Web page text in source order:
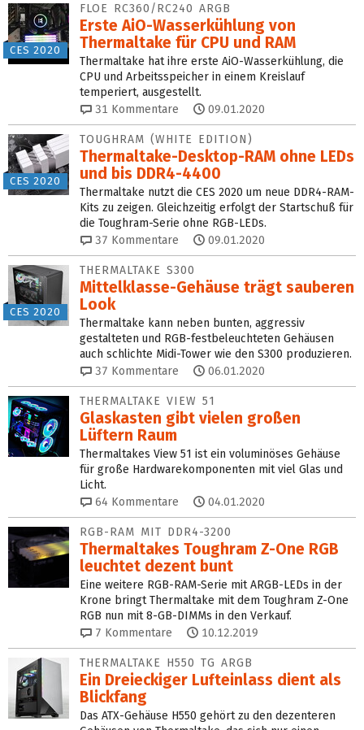
CES 2020
FLOE RC360/RC240 ARGB
Erste AiO-Wasserkühlung von
Thermaltake für CPU und RAM
Thermaltake hat ihre erste AiO-Wasserkühlung, die
CPU und Arbeitsspeicher in einem Kreislauf
temperiert, ausgestellt.
31 Kommentare 09.01.2020
CES 2020
TOUGHRAM (WHITE EDITION)
Thermaltake-Desktop-RAM ohne LEDs
und bis DDR4-4400
Thermaltake nutzt die CES 2020 um neue DDR4-RAM-
Kits zu zeigen. Gleichzeitig erfolgt der Startschuß für
die Toughram-Serie ohne RGB-LEDs.
37 Kommentare 09.01.2020
CES 2020
THERMALTAKE S300
Mittelklasse-Gehäuse trägt sauberen
Look
Thermaltake kann neben bunten, aggressiv
gestalteten und RGB-festbeleuchteten Gehäusen
auch schlichte Midi-Tower wie den S300 produzieren.
37 Kommentare 06.01.2020
THERMALTAKE VIEW 51
Glaskasten gibt vielen großen
Lüftern Raum
Thermaltakes View 51 ist ein voluminöses Gehäuse
für große Hardwarekomponenten mit viel Glas und
Licht.
64 Kommentare 04.01.2020
RGB-RAM MIT DDR4-3200
Thermaltakes Toughram Z-One RGB
leuchtet dezent bunt
Eine weitere RGB-RAM-Serie mit ARGB-LEDs in der
Krone bringt Thermaltake mit dem Toughram Z-One
RGB nun mit 8-GB-DIMMs in den Verkauf.
7 Kommentare 10.12.2019
THERMALTAKE H550 TG ARGB
Ein Dreieckiger Lufteinlass dient als
Blickfang
Das ATX-Gehäuse H550 gehört zu den dezenteren